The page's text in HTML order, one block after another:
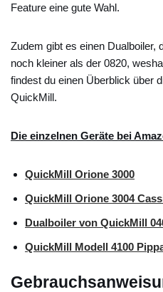
Feature eine gute Wahl.
Zudem gibt es einen Dualboiler,
noch kleiner als der 0820,
findest du einen Überblick über
QuickMill.
Die einzelnen Geräte bei
QuickMill Orione 3000
QuickMill Orione 3004
Dualboiler von QuickMill
QuickMill Modell 4100